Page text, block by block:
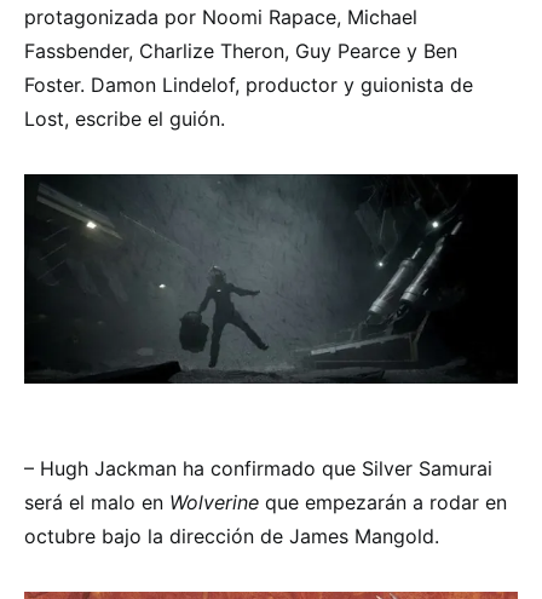
protagonizada por Noomi Rapace, Michael
Fassbender, Charlize Theron, Guy Pearce y Ben
Foster. Damon Lindelof, productor y guionista de
Lost, escribe el guión.
– Hugh Jackman ha confirmado que Silver Samurai
será el malo en Wolverine que empezarán a rodar en
octubre bajo la dirección de James Mangold.